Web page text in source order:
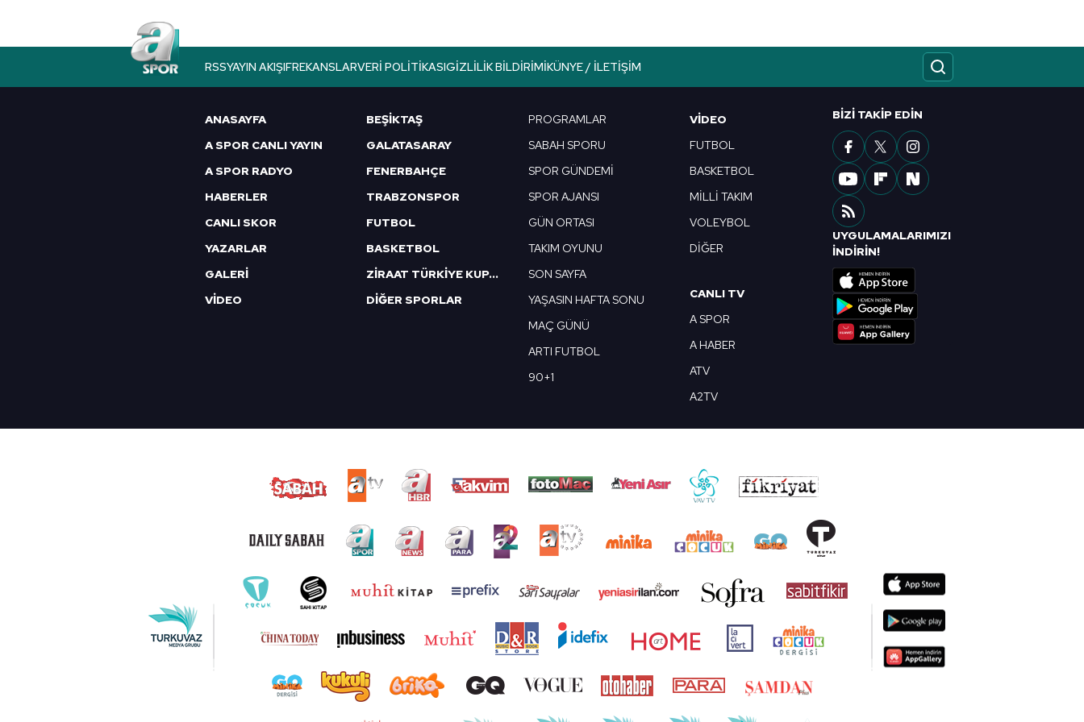
RSSYAYIN AKIŞIFREKANSLARVERI POLITIKASIGIZLILIK BILDIRIMIKÜNYE / İLETIŞIM
ANASAYFA
A SPOR CANLI YAYIN
A SPOR RADYO
HABERLER
CANLI SKOR
YAZARLAR
GALERİ
VİDEO
BEŞİKTAŞ
GALATASARAY
FENERBAHÇE
TRABZONSPOR
FUTBOL
BASKETBOL
ZİRAAT TÜRKİYE KUPASI
DİĞER SPORLAR
PROGRAMLAR
SABAH SPORU
SPOR GÜNDEMİ
SPOR AJANSI
GÜN ORTASI
TAKIM OYUNU
SON SAYFA
YAŞASIN HAFTA SONU
MAÇ GÜNÜ
ARTI FUTBOL
90+1
VIDEO
FUTBOL
BASKETBOL
MİLLİ TAKIM
VOLEYBOL
DİĞER
CANLI TV
A SPOR
A HABER
ATV
A2TV
BIZI TAKIP EDIN
UYGULAMALARIMIZI
İNDİRİN!